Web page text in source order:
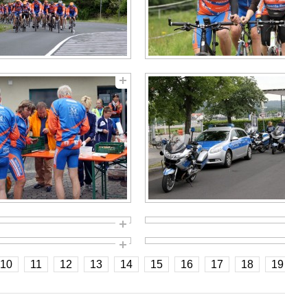
10 11 12 13 14 15 16 17 18 19